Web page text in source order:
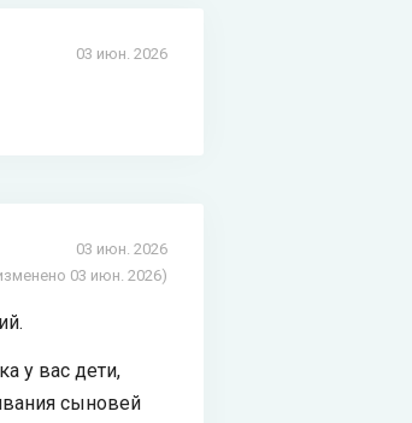
03 июн. 2026
03 июн. 2026
03 июн. 2026)
у вас дети,
сыновей